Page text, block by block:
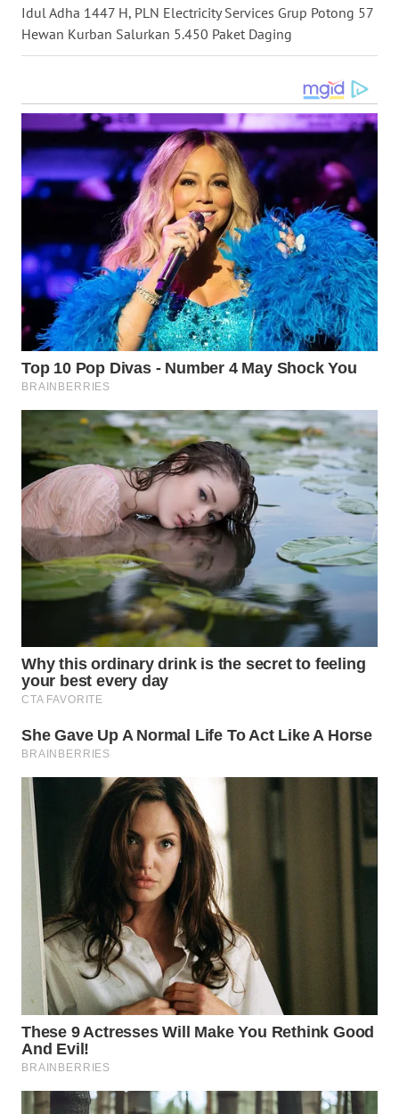
Idul Adha 1447 H, PLN Electricity Services Grup Potong 57
Hewan Kurban Salurkan 5.450 Paket Daging
KALTIM
WN
GORONTALO
WN
WN
MALUKU
WN
MALUT
WN
DAIRI
WN
DANAU
TOBA
WN
NIAS
WN
TAPANULI
WN
TANJUNG
KARO
WN
SIMALUNGUN
WN
LABUHANBATU
WN
TAPANULI